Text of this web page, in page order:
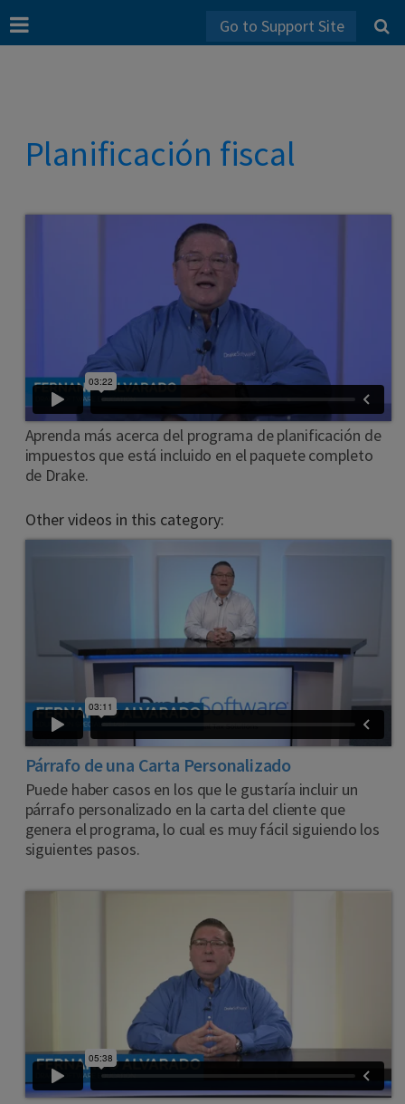
Go to Support Site
Planificación fiscal
Aprenda más acerca del programa de planificación de
impuestos que está incluido en el paquete completo
de Drake.
Other videos in this category:
Párrafo de una Carta Personalizado
Puede haber casos en los que le gustaría incluir un
párrafo personalizado en la carta del cliente que
genera el programa, lo cual es muy fácil siguiendo los
siguientes pasos.